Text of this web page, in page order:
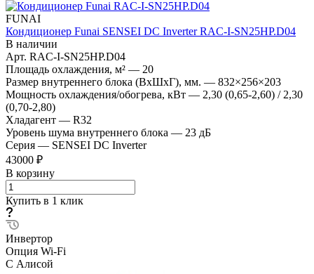
FUNAI
Кондиционер Funai SENSEI DC Inverter RAC-I-SN25HP.D04
В наличии
Арт. RAC-I-SN25HP.D04
Площадь охлаждения, м² — 20
Размер внутреннего блока (ВхШхГ), мм. — 832×256×203
Мощность охлаждения/обогрева, кВт — 2,30 (0,65-2,60) / 2,30
(0,70-2,80)
Хладагент — R32
Уровень шума внутреннего блока — 23 дБ
Серия — SENSEI DC Inverter
43000 ₽
В корзину
Купить в 1 клик
Инвертор
Опция Wi-Fi
С Алисой